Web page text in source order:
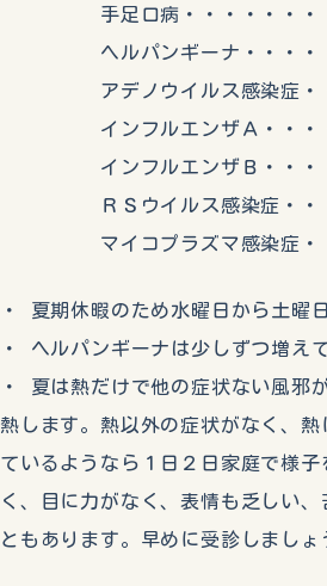
手足口病・・・・・・・・
ヘルパンギーナ・・・・・
アデノウイルス感染症・・
インフルエンザＡ・・・・
インフルエンザＢ・・・・
ＲＳウイルス感染症・・・
マイコプラズマ感染症・・
・ 夏期休暇のため水曜日から土曜
・ ヘルパンギーナは少しずつ増え
・ 夏は熱だけで他の症状ない風邪
熱します。熱以外の症状がなく、
ているようなら１日２日家庭で様
く、目に力がなく、表情も乏しい
ともあります。早めに受診しましょ